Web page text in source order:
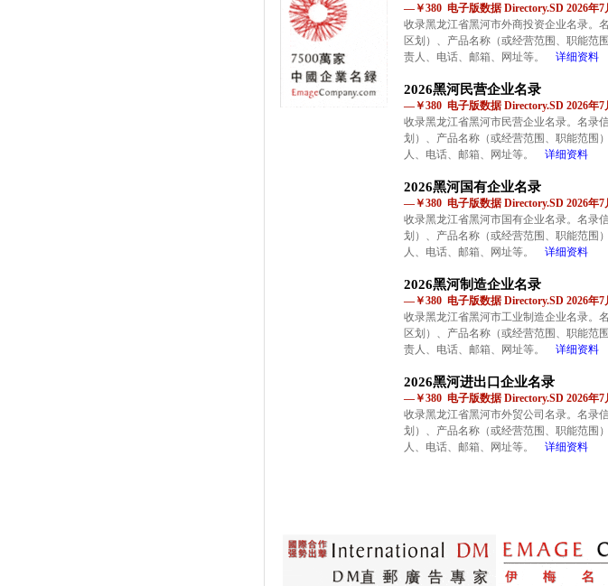
—￥380 电子版数据 Directory.SD 2026年7
收录黑龙江省黑河市外商投资企业名录。
区划）、产品名称（或经营范围、职能范
责人、电话、邮箱、网址等。
详细资料
2026黑河民营企业名录
—￥380 电子版数据 Directory.SD 2026年7
收录黑龙江省黑河市民营企业名录。名录
划）、产品名称（或经营范围、职能范围
人、电话、邮箱、网址等。
详细资料
2026黑河国有企业名录
—￥380 电子版数据 Directory.SD 2026年7
收录黑龙江省黑河市国有企业名录。名录
划）、产品名称（或经营范围、职能范围
人、电话、邮箱、网址等。
详细资料
2026黑河制造企业名录
—￥380 电子版数据 Directory.SD 2026年7
收录黑龙江省黑河市工业制造企业名录。
区划）、产品名称（或经营范围、职能范
责人、电话、邮箱、网址等。
详细资料
2026黑河进出口企业名录
—￥380 电子版数据 Directory.SD 2026年7
收录黑龙江省黑河市外贸公司名录。名录
划）、产品名称（或经营范围、职能范围
人、电话、邮箱、网址等。
详细资料